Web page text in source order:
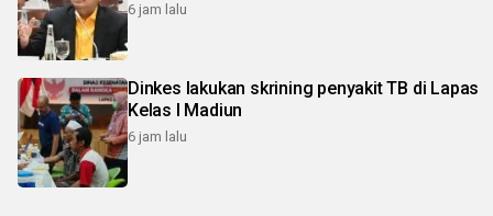
6 jam lalu
Dinkes lakukan skrining penyakit TB di Lapas
Kelas I Madiun
6 jam lalu